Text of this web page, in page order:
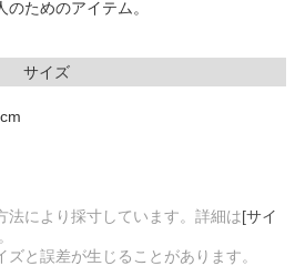
ためのアイテム。
サイズ
により採寸しています。詳細は[サイ
と誤差が生じることがあります。